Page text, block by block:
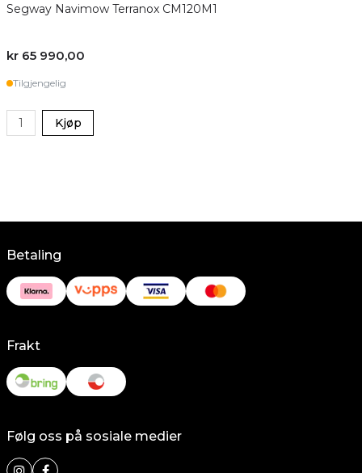
Segway Navimow Terranox CM120M1
kr 65 990,00
Tilgjengelig
Kjøp
Betaling
Frakt
Følg oss på sosiale medier